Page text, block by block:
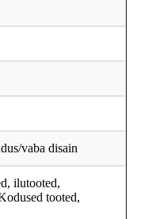
vaba disain
ilutooted,
tooted,